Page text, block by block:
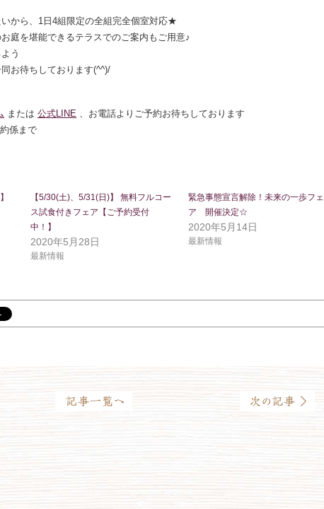
から、1日4組限定の全組完全個室対応★
庭を堪能できるテラスでのご案内もご用意♪
う
お待ちしております(^^)/
または 公式LINE 、お電話よりご予約お待ちしております
係まで
【5/30(土)、5/31(日)】 無料フルコー
ス試食付きフェア【ご予約受付
中！】
2020年5月28日
最新情報
緊急事態宣言解除！未来の一歩フェ
ア 開催決定☆
2020年5月14日
最新情報